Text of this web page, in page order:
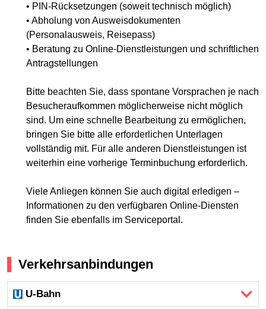
• PIN-Rücksetzungen (soweit technisch möglich)
• Abholung von Ausweisdokumenten
(Personalausweis, Reisepass)
• Beratung zu Online-Dienstleistungen und schriftlichen
Antragstellungen
Bitte beachten Sie, dass spontane Vorsprachen je nach
Besucheraufkommen möglicherweise nicht möglich
sind. Um eine schnelle Bearbeitung zu ermöglichen,
bringen Sie bitte alle erforderlichen Unterlagen
vollständig mit. Für alle anderen Dienstleistungen ist
weiterhin eine vorherige Terminbuchung erforderlich.
Viele Anliegen können Sie auch digital erledigen –
Informationen zu den verfügbaren Online-Diensten
finden Sie ebenfalls im Serviceportal.
Verkehrsanbindungen
U-Bahn